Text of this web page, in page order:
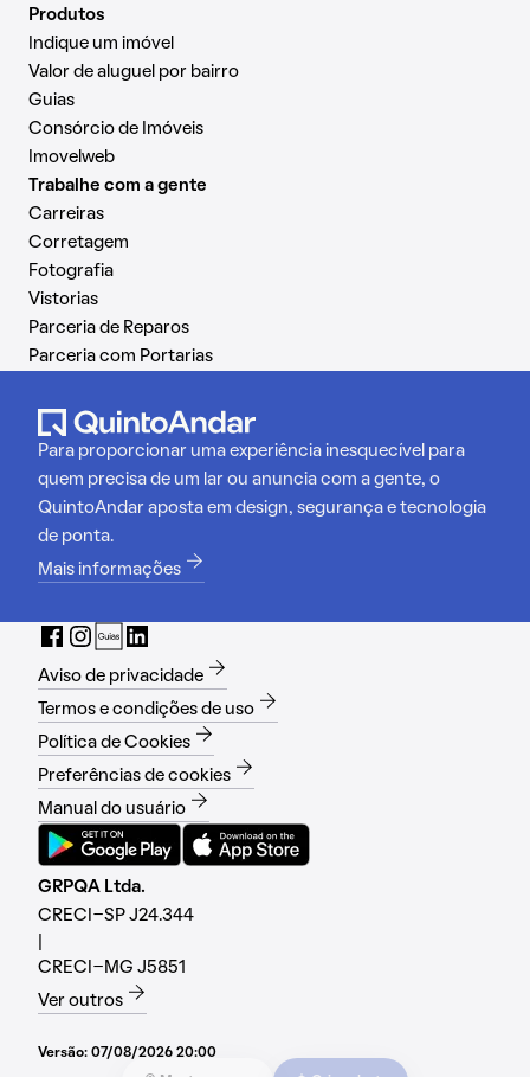
Produtos
Indique um imóvel
Valor de aluguel por bairro
Guias
Consórcio de Imóveis
Imovelweb
Trabalhe com a gente
Carreiras
Corretagem
Fotografia
Vistorias
Parceria de Reparos
Parceria com Portarias
Para proporcionar uma experiência inesquecível para
quem precisa de um lar ou anuncia com a gente, o
QuintoAndar aposta em design, segurança e tecnologia
de ponta.
Mais informações
Aviso de privacidade
Termos e condições de uso
Política de Cookies
Preferências de cookies
Manual do usuário
GRPQA Ltda.
CRECI-SP J24.344
CRECI-MG J5851
Ver outros
Versão: 07/08/2026 20:00